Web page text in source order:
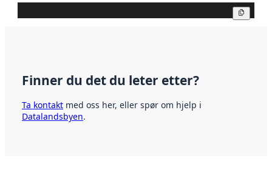
Finner du det du leter etter?
Ta kontakt med oss her, eller spør om hjelp i
Datalandsbyen.